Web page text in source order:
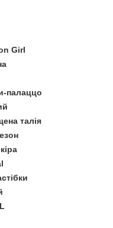
Girl
палаццо
талія